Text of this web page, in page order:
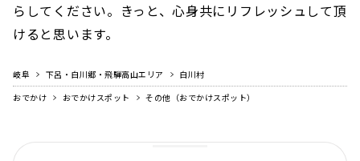
らしてください。きっと、心身共にリフレッシュして頂
けると思います。
岐阜 下呂・白川郷・飛騨高山エリア
白川村
おでかけ
おでかけスポット その他（おでかけスポット）